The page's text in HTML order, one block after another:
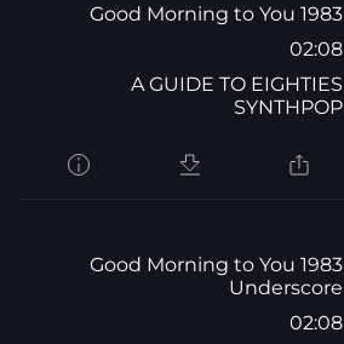
1983 Good Morning to You
02:08
A GUIDE TO EIGHTIES
SYNTHPOP
1983 Good Morning to You
Underscore
02:08